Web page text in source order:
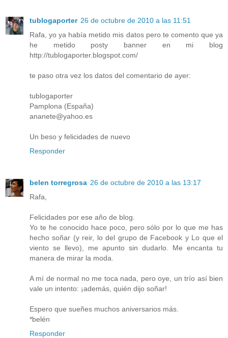
tublogaporter 26 de octubre de 2010 a las 11:51
Rafa, yo ya había metido mis datos pero te comento que ya
he metido posty banner en mi blog
http://tublogaporter.blogspot.com/
te paso otra vez los datos del comentario de ayer:
tublogaporter
Pamplona (España)
ananete@yahoo.es
Un beso y felicidades de nuevo
Responder
belen torregrosa 26 de octubre de 2010 a las 13:17
Rafa,
Felicidades por ese año de blog.
Yo te he conocido hace poco, pero sólo por lo que me has
hecho soñar (y reir, lo del grupo de Facebook y Lo que el
viento se llevo), me apunto sin dudarlo. Me encanta tu
manera de mirar la moda.
A mí de normal no me toca nada, pero oye, un trío así bien
vale un intento: ¡además, quién dijo soñar!
Espero que sueñes muchos aniversarios más.
*belén
Responder